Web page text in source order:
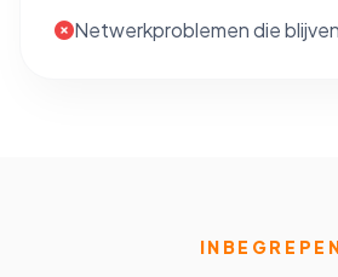
Netwerkproblemen die